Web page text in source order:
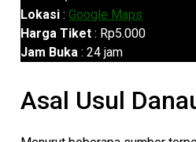
Lokasi:Google Maps
Harga Tiket : Rp5.000
Jam Buka : 24 jam
Asal Usul